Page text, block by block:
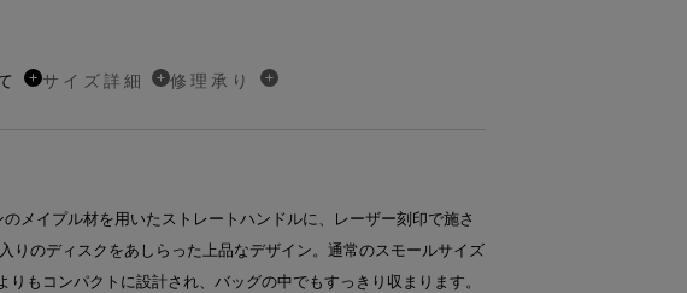
サイズ詳細 修理承り
メイプル材を用いたストレートハンドルに、レーザー刻印で施さ
りのディスクをあしらった上品なデザイン。通常のスモールサイズ
りもコンパクトに設計され、バッグの中でもすっきり収まります。